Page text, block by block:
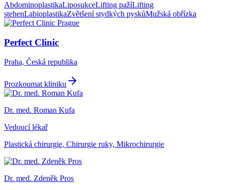
AbdominoplastikaLiposukceLifting pažíLifting
stehenLabioplastikaZvětšení stydkých pyskůMužská obřízka
Perfect Clinic
Praha, Česká republika
Prozkoumat kliniku
Dr. med. Roman Kufa
Vedoucí lékař
Plastická chirurgie, Chirurgie ruky, Mikrochirurgie
Dr. med. Zdeněk Pros